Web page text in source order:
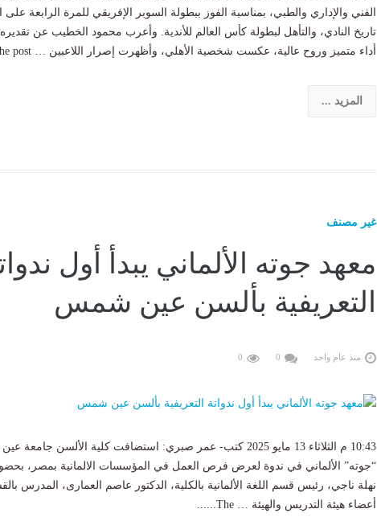
الفني والإداري والطبي، بمناسبة الفوز ببطولة السوبر الإفريقي للمرة الرابعة
تاريخ النادي، والتأهل لبطولة كأس العالم للأندية. وأعرب محمود الخطيب عن
أداء متميز وروح عالية، عكست شخصية الأهلي، وأظهرت إصرار اللاعبين … The post الخطيب يهنئ......
المزيد ...
غير مصنف
معهد جوته الألماني يبدأ أول
التعريفية بألسن عين شمس
منذ عام واحد 0
0
10:43 م الثلاثاء 13 مايو 2025 كتب- عمر صبري: استضافت كلية الألسن
“جوته” الألماني في ندوة لعرض فرص العمل في المؤسسات الالمانية بمصر،
نهلة ناجي، رئيس قسم اللغة الألمانية بالكلية، الدكتور عاصم العمارى، المدرس
أعضاء هيئة التدريس والهيئة … The......